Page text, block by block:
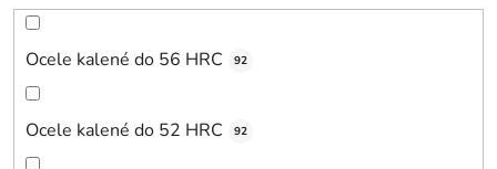
Ocele kalené do 56 HRC 92
Ocele kalené do 52 HRC 92